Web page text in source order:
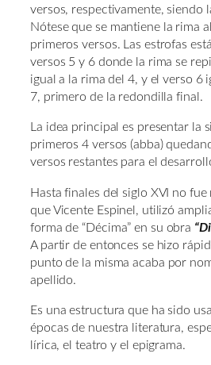
versos, respectivamente, siendo
Nótese que se mantiene la rima
primeros versos. Las estrofas
versos 5 y 6 donde la rima se
igual a la rima del 4, y el verso 6
7, primero de la redondilla final.
La idea principal es presentar la
primeros 4 versos (abba)
versos restantes para el
Hasta finales del siglo XVI no
que Vicente Espinel, utilizó
forma de “Décima” en su obra
A partir de entonces se hizo
punto de la misma acaba por
apellido.
Es una estructura que ha sido
épocas de nuestra literatura,
lírica, el teatro y el epigrama.